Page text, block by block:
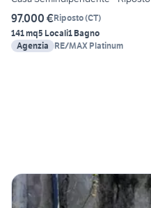
97.000 €Riposto(CT)
141 mq5 Locali1 Bagno
Agenzia
RE/MAX Platinum